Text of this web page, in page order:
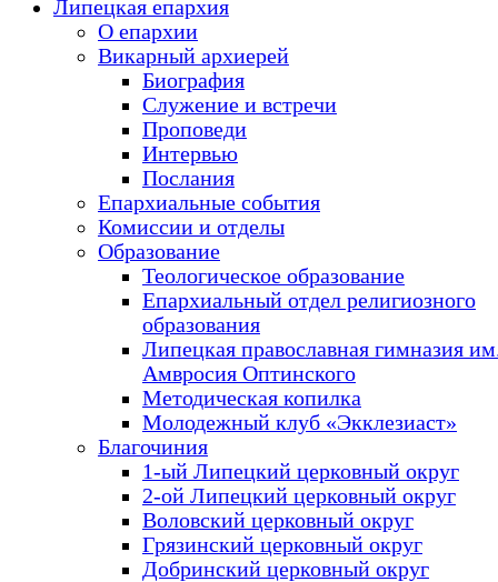
Липецкая епархия
О епархии
Викарный архиерей
Биография
Служение и встречи
Проповеди
Интервью
Послания
Епархиальные события
Комиссии и отделы
Образование
Теологическое образование
Епархиальный отдел религиозного
образования
Липецкая православная гимназия
Амвросия Оптинского
Методическая копилка
Молодежный клуб «Экклезиаст»
Благочиния
1-ый Липецкий церковный округ
2-ой Липецкий церковный округ
Воловский церковный округ
Грязинский церковный округ
Добринский церковный округ